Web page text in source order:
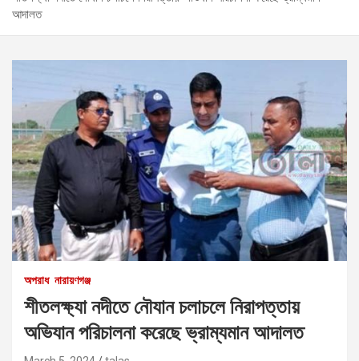
আদালত
অপরাধ নারায়ণগঞ্জ
শীতলক্ষ্যা নদীতে নৌযান চলাচলে নিরাপত্তায়
অভিযান পরিচালনা করেছে ভ্রাম্যমান আদালত